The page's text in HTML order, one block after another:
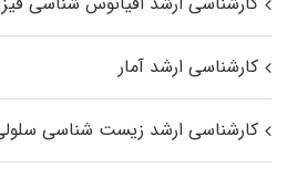
کارشناسی ارشد آمار
کارشناسی ارشد زیست شناسی